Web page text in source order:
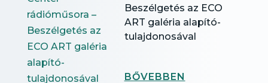
Beszélgetés az ECO
ART galéria alapító-
tulajdonosával
BŐVEBBEN